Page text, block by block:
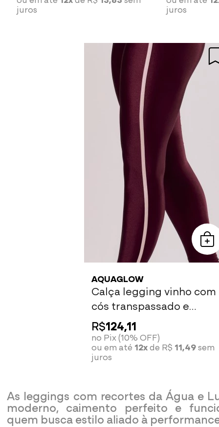
juros
juros
AQUAGLOW
Calça legging vinho com
cós transpassado e
detalhe rose
R$124,11
no Pix (10% OFF)
ou em até 12xde R$ 11,49sem
juros
As leggings com recortes da Água e
moderno, caimento perfeito e
quem busca estilo aliado à